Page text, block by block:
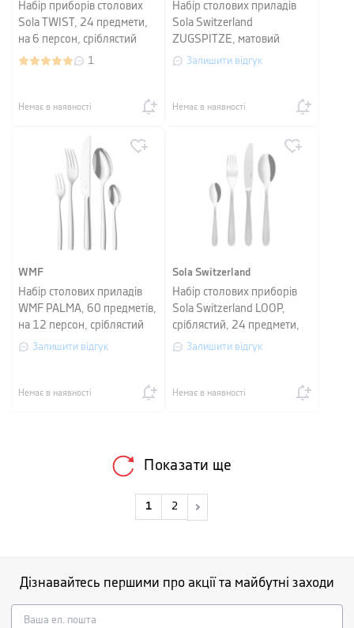
Набір приборів столових
Sola TWIST, 24 предмети,
на 6 персон, сріблястий
1
Немає в наявності
Набір столових приладів
Sola Switzerland
ZUGSPITZE, матовий
шампань, 24 предмети, на
Залишити відгук
Немає в наявності
WMF
Набір столових приладів
WMF PALMA, 60 предметів,
на 12 персон, сріблястий
Залишити відгук
Немає в наявності
Sola Switzerland
Набір столових приборів
Sola Switzerland LOOP,
сріблястий, 24 предмети,
на 6 персон
Залишити відгук
Немає в наявності
Показати ще
1 2
Дізнавайтесь першими про акції та майбутні заходи